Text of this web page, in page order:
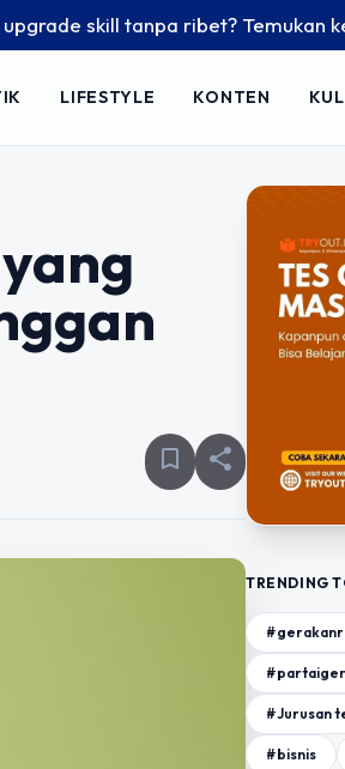
tanpa ribet? Temukan kelas seru
LIFESTYLE KONTEN
bookmark_border share
TRENDING
#Jurusan
#bisnis